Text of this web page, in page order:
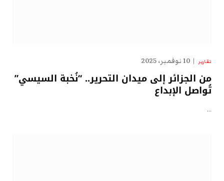
تقارير 10 نوفمبر، 2025
من الجزائر إلى ميدان التحرير.. “نُخبة السيسي”
تُواصل الإبداع
…